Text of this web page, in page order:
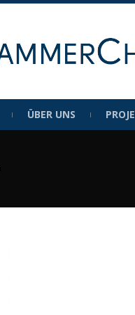
ÜBER UNS